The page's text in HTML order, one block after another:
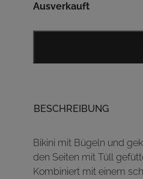
Ausverkauft
BESCHREIBUNG
Bikini mit Bügeln und
den Seiten mit Tüll
Kombiniert mit einem